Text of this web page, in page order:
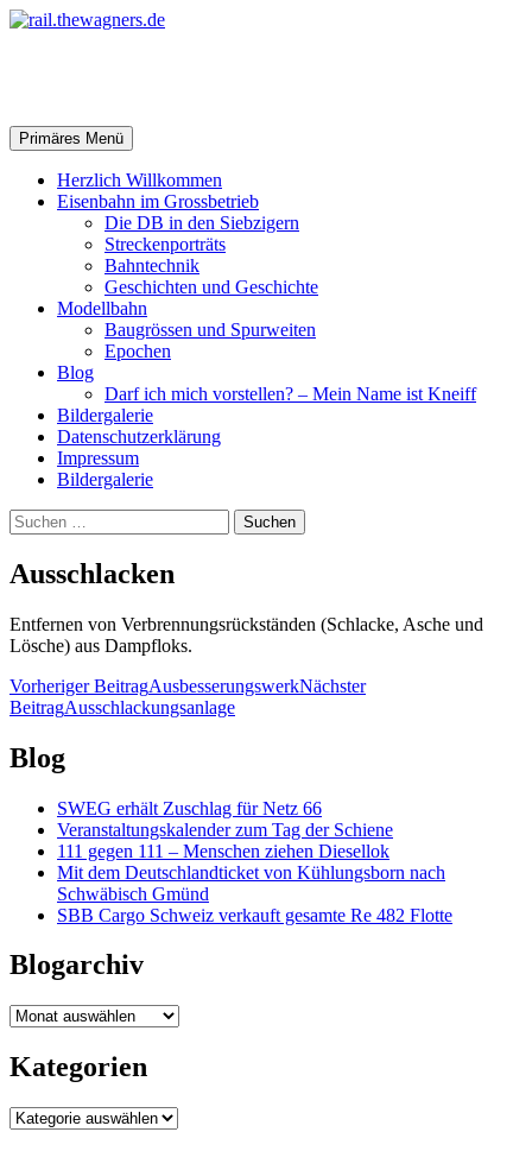
Zum
Suchen
Primäres Menü
Herzlich Willkommen
Eisenbahn im Grossbetrieb
Die DB in den Siebzigern
Streckenporträts
Bahntechnik
Geschichten und Geschichte
Modellbahn
Baugrössen und Spurweiten
Epochen
Blog
Darf ich mich vorstellen? – Mein Name ist Kneiff
Bildergalerie
Datenschutzerklärung
Impressum
Bildergalerie
Suchen
nach:
Ausschlacken
Entfernen von Verbrennungsrückständen (Schlacke, Asche und
Lösche) aus Dampfloks.
Beitragsnavigation
Vorheriger BeitragAusbesserungswerkNächster
BeitragAusschlackungsanlage
Blog
SWEG erhält Zuschlag für Netz 66
Veranstaltungskalender zum Tag der Schiene
111 gegen 111 – Menschen ziehen Diesellok
Mit dem Deutschlandticket von Kühlungsborn nach
Schwäbisch Gmünd
SBB Cargo Schweiz verkauft gesamte Re 482 Flotte
Blogarchiv
Blogarchiv
Kategorien
Kategorien